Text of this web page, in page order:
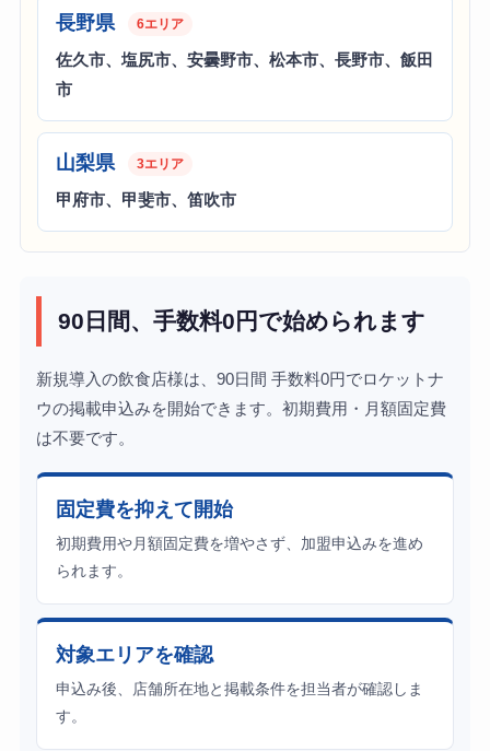
長野県 6エリア
佐久市、塩尻市、安曇野市、松本市、長野市、飯田
市
山梨県 3エリア
甲府市、甲斐市、笛吹市
90日間、手数料0円で始められます
新規導入の飲食店様は、90日間 手数料0円でロケットナ
ウの掲載申込みを開始できます。初期費用・月額固定費
は不要です。
固定費を抑えて開始
初期費用や月額固定費を増やさず、加盟申込みを進め
られます。
対象エリアを確認
申込み後、店舗所在地と掲載条件を担当者が確認しま
す。